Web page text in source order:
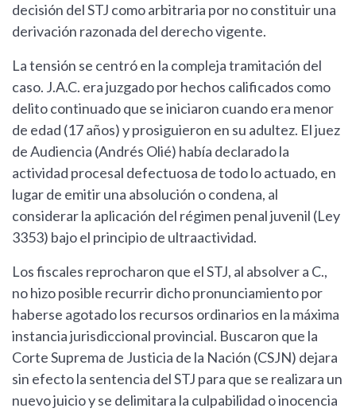
decisión del STJ como arbitraria por no constituir una
derivación razonada del derecho vigente.
La tensión se centró en la compleja tramitación del
caso. J.A.C. era juzgado por hechos calificados como
delito continuado que se iniciaron cuando era menor
de edad (17 años) y prosiguieron en su adultez. El juez
de Audiencia (Andrés Olié) había declarado la
actividad procesal defectuosa de todo lo actuado, en
lugar de emitir una absolución o condena, al
considerar la aplicación del régimen penal juvenil (Ley
3353) bajo el principio de ultraactividad.
Los fiscales reprocharon que el STJ, al absolver a C.,
no hizo posible recurrir dicho pronunciamiento por
haberse agotado los recursos ordinarios en la máxima
instancia jurisdiccional provincial. Buscaron que la
Corte Suprema de Justicia de la Nación (CSJN) dejara
sin efecto la sentencia del STJ para que se realizara un
nuevo juicio y se delimitara la culpabilidad o inocencia